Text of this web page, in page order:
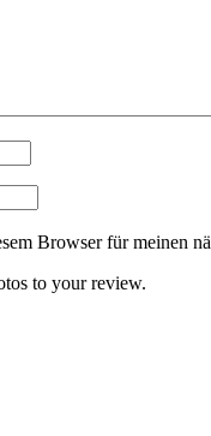
Browser für meinen
to your review.